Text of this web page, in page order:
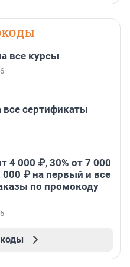
все курсы
все сертификаты
4 000 ₽, 30% от 7 000
000 ₽ на первый и все
по промокоду